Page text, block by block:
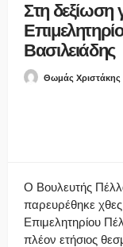
Στη δεξίωση
Βασιλειάδης
Θωμάς Χριστάκης
Ο Βουλευτής
παρευρέθηκε
Επιμελητηρίου
πλέον ετήσιος